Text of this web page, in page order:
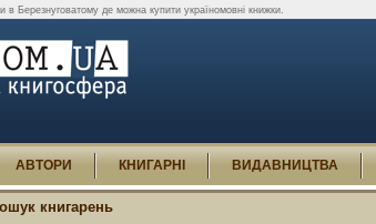
в Березнуговатому де можна купити україномовні книжки.
АВТОРИ КНИГАРНІ ВИДАВНИЦТВА
книгарень